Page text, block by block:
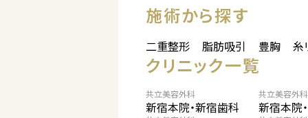
施術から探す
二重整形 脂肪吸引 豊胸 糸
クリニック一覧
共立美容外科
新宿本院・新宿歯科
共立美容外科
新宿本院